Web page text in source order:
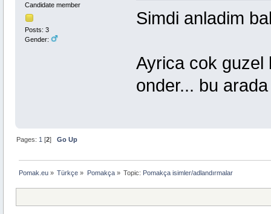
Candidate member
Posts: 3
Gender:
Simdi anladim
Ayrica cok guzel
onder... bu
Pages: 1 [2]Go Up
Pomak.eu » Türkçe » Pomakça» Topic: Pomakça isimler/adlandırmalar